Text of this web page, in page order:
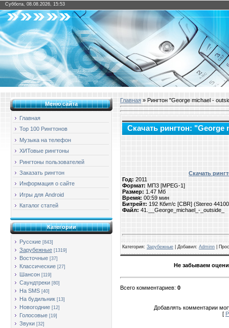
Суббота, 08.08.2026, 15:53
Меню сайта
Главная
Top 100 Рингтонов
Музыка на телефон
ХИТовые рингтоны
Рингтоны пользователей
Заказать рингтон
Информация о сайте
Игры для Android
Каталог статей
Категории
Русские [843]
Зарубежные [1319]
Восточные [37]
Классические [27]
Шансон [119]
Саундтреки [80]
На SMS [40]
На будильник [13]
Новогодние [12]
Голосовые [19]
Звуки [32]
Главная » Рингтон "George michael -
Скачать рингтон: "George
Скачать
Год: 2011
Формат: МП3 [MPEG-1]
Размер: 1.47 Мб
Время: 00:59 мин
Битрейт: 192 Кбит/с [CBR] (Stereo
Файл: 41.__George_michael_-_outside_
Категория: Зарубежные | Добавил: Adminn
Не забываем
Всего комментариев: 0
Добавлять комментарии
[